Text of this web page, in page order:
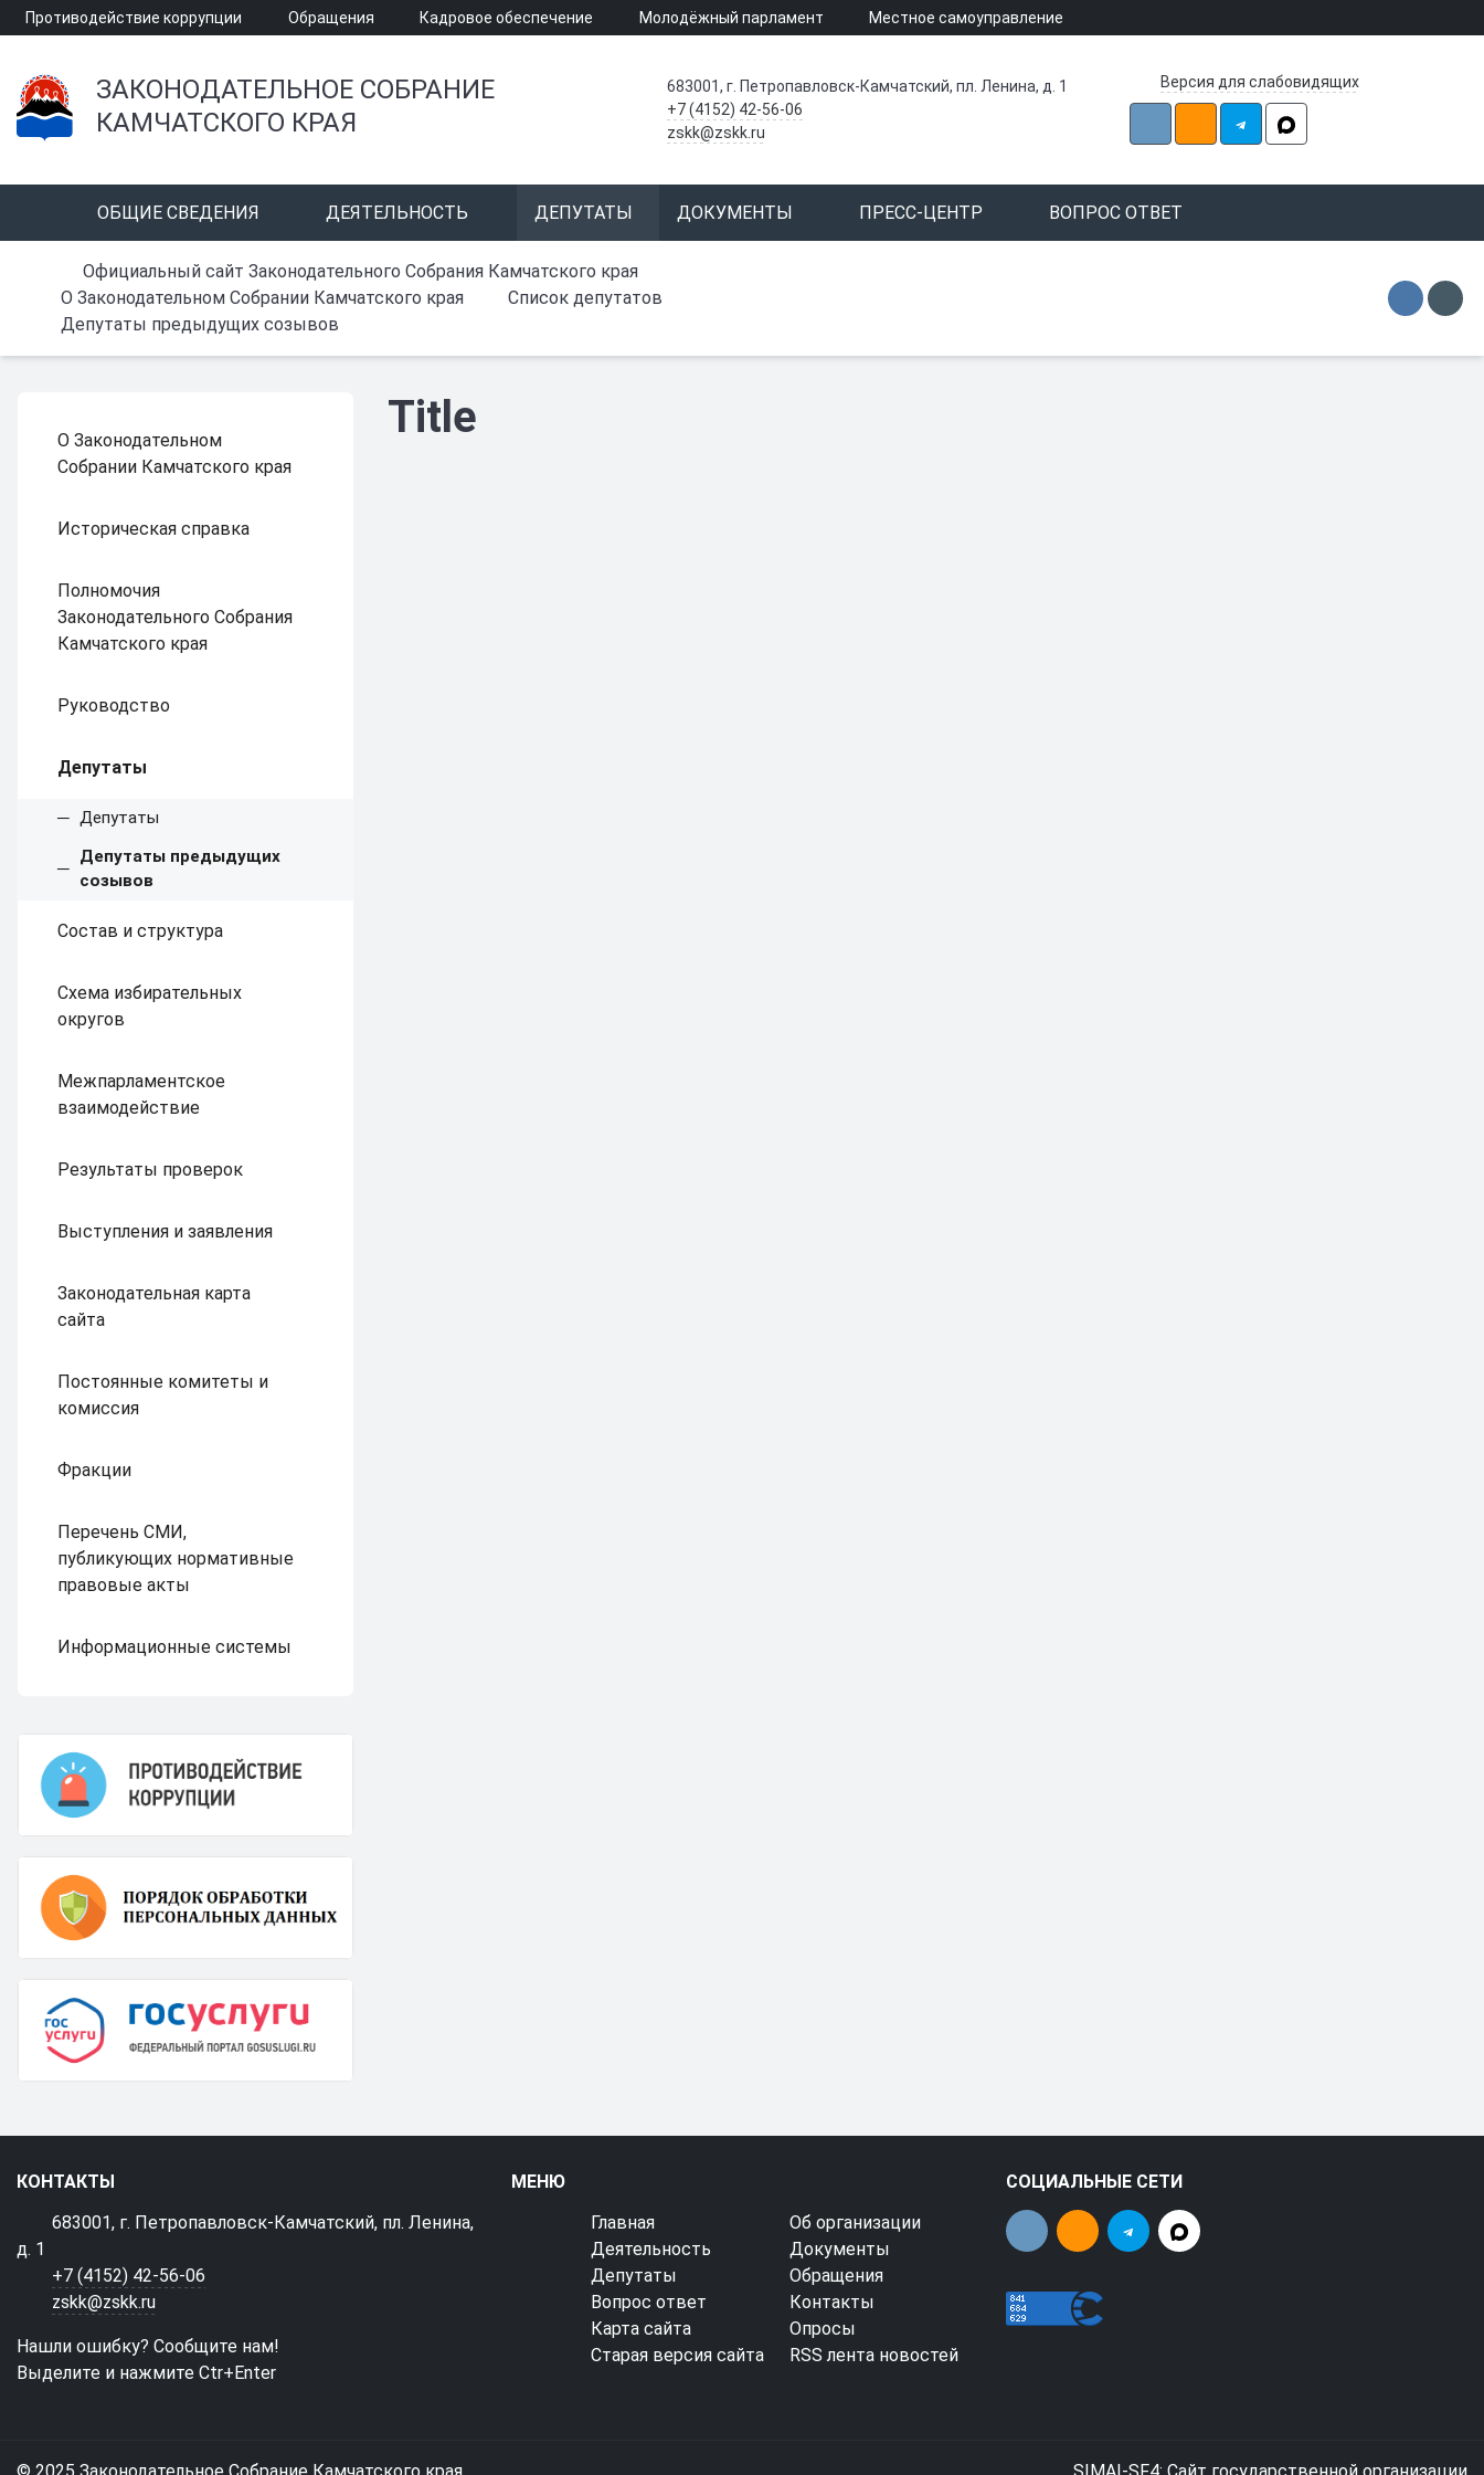
Противодействие коррупции Обращения Кадровое обеспечение Молодёжный парламент Местное самоуправление
ЗАКОНОДАТЕЛЬНОЕ СОБРАНИЕ
КАМЧАТСКОГО КРАЯ
683001, г. Петропавловск-Камчатский, пл. Ленина, д. 1
+7 (4152) 42-56-06
zskk@zskk.ru
Версия для слабовидящих
ОБЩИЕ СВЕДЕНИЯ ДЕЯТЕЛЬНОСТЬ ДЕПУТАТЫ ДОКУМЕНТЫ ПРЕСС-ЦЕНТР ВОПРОС ОТВЕТ
Официальный сайт Законодательного Собрания Камчатского края
О Законодательном Собрании Камчатского края
Список депутатов
Депутаты предыдущих созывов
О Законодательном
Собрании Камчатского края
Историческая справка
Полномочия
Законодательного Собрания
Камчатского края
Руководство
Депутаты
Депутаты
Депутаты предыдущих
созывов
Состав и структура
Схема избирательных
округов
Межпарламентское
взаимодействие
Результаты проверок
Выступления и заявления
Законодательная карта
сайта
Постоянные комитеты и
комиссия
Фракции
Перечень СМИ,
публикующих нормативные
правовые акты
Информационные системы
Title
КОНТАКТЫ
683001, г. Петропавловск-Камчатский, пл. Ленина,
д. 1
+7 (4152) 42-56-06
zskk@zskk.ru
Нашли ошибку? Сообщите нам!
Выделите и нажмите Ctr+Enter
МЕНЮ
Главная
Об организации
Деятельность
Документы
Депутаты
Обращения
Вопрос ответ
Контакты
Карта сайта
Опросы
Старая версия сайта
RSS лента новостей
СОЦИАЛЬНЫЕ СЕТИ